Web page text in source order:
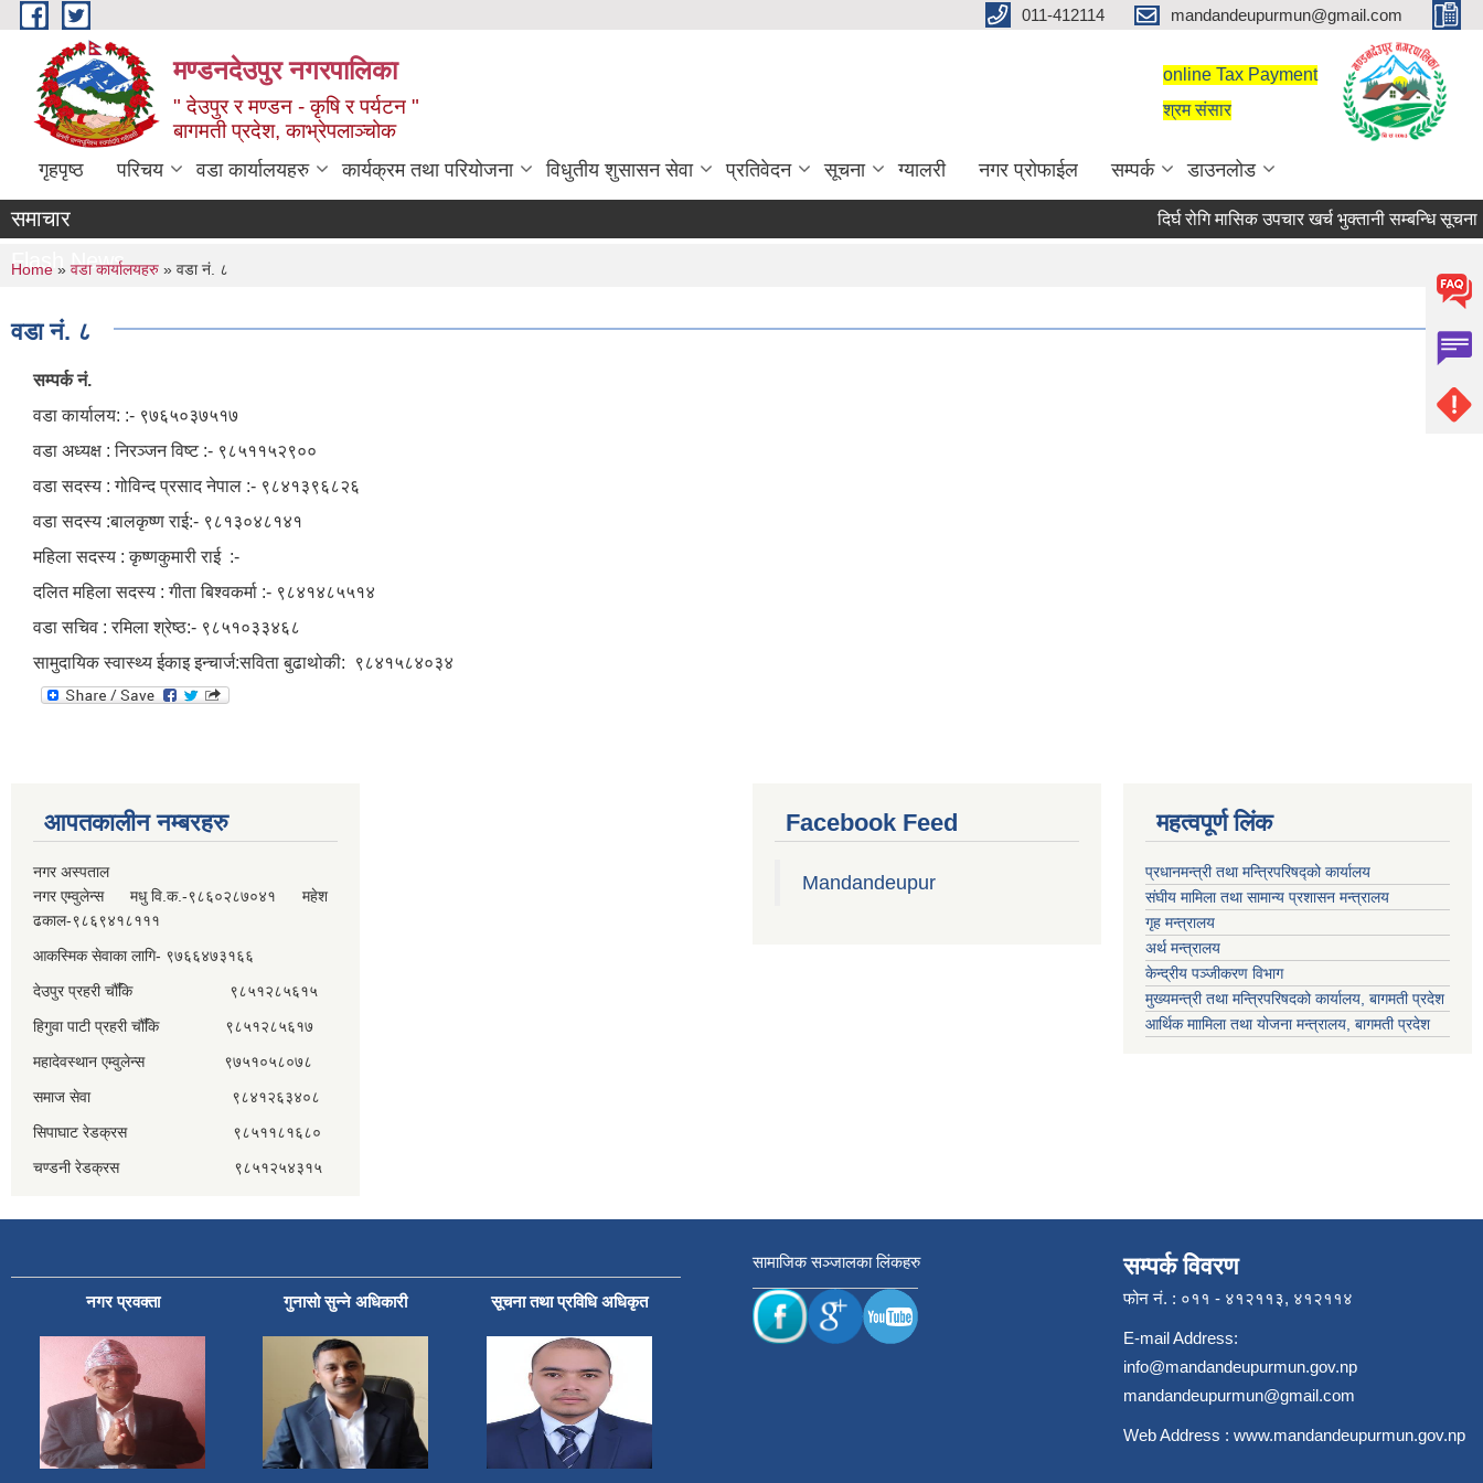
Skip to main content 011-412114 mandandeupurmun@gmail.com
मण्डनदेउपुर नगरपालिका
" देउपुर र मण्डन - कृषि र पर्यटन "
बागमती प्रदेश, काभ्रेपलाञ्चोक
online Tax Payment
श्रम संसार
गृहपृष्ठ परिचय वडा कार्यालयहरु कार्यक्रम तथा परियोजना विधुतीय शुसासन सेवा प्रतिवेदन सूचना ग्यालरी नगर प्रोफाईल सम्पर्क डाउनलोड
समाचार दिर्घ रोगि मासिक उपचार खर्च भुक्तानी सम्बन्धि सूचना।
Flash News
You are here
Home » वडा कार्यालयहरु » वडा नं. ८
वडा नं. ८
सम्पर्क नं.
वडा कार्यालय: :- ९७६५०३७५१७
वडा अध्यक्ष : निरञ्‍जन विष्ट :- ९८५११५२९००
वडा सदस्य : गोविन्द प्रसाद नेपाल :- ९८४१३९६८२६
वडा सदस्य :बालकृष्ण राई:- ९८१३०४८१४१
महिला सदस्य : कृष्णकुमारी राई :-
दलित महिला सदस्य : गीता बिश्‍वकर्मा :- ९८४१४८५५१४
वडा सचिव : रमिला श्रेष्ठ:- ९८५१०३३४६८
सामुदायिक स्वास्थ्य ईकाइ इन्चार्ज:सविता बुढाथोकी: ९८४१५८४०३४
आपतकालीन नम्बरहरु
नगर अस्पताल
नगर एम्वुलेन्स मधु वि.क.-९८६०२८७०४१ महेश
ढकाल-९८६९४१८१११
आकस्मिक सेवाका लागि- ९७६६४७३१६६
देउपुर प्रहरी चौँकि ९८५१२८५६१५
हिगुवा पाटी प्रहरी चौँकि ९८५१२८५६१७
महादेवस्थान एम्वुलेन्स ९७५१०५८०७८
समाज सेवा ९८४१२६३४०८
सिपाघाट रेडक्रस ९८५११८१६८०
चण्डनी रेडक्रस ९८५१२५४३१५
Facebook Feed
Mandandeupur
महत्वपूर्ण लिंक
प्रधानमन्त्री तथा मन्त्रिपरिषद्को कार्यालय
संघीय मामिला तथा सामान्य प्रशासन मन्त्रालय
गृह मन्त्रालय
अर्थ मन्त्रालय
केन्द्रीय पञ्जीकरण विभाग
मुख्यमन्त्री तथा मन्त्रिपरिषदको कार्यालय, बागमती प्रदेश
आर्थिक माामिला तथा योजना मन्त्रालय, बागमती प्रदेश
नगर प्रवक्ता गुनासो सुन्ने अधिकारी सूचना तथा प्रविधि अधिकृत
सामाजिक सञ्जालका लिंकहरु सम्पर्क विवरण
फोन नं. : ०११ - ४१२११३, ४१२११४
E-mail Address:
info@mandandeupurmun.gov.np
mandandeupurmun@gmail.com
Web Address : www.mandandeupurmun.gov.np